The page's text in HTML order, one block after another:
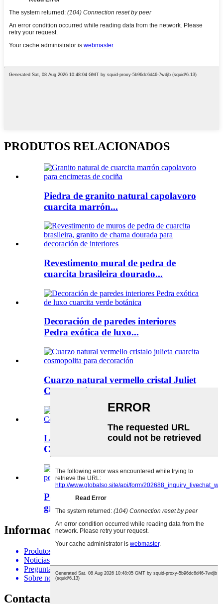
PRODUTOS RELACIONADOS
Piedra de granito natural capolavoro
cuarcita marrón...
Revestimento mural de pedra de
cuarcita brasileira dourado...
Decoración de paredes interiores
Pedra exótica de luxo...
Cuarzo natural vermello cristal Juliet
Cosmopolita...
Laxa de granito de mármore negro
Copacabana a bo prezo...
Pedra de luxo dos Alpes suízos,
granito branco alpinus f...
Información
Produtos
Noticias
Preguntas frecuentes
Sobre nós
Contacta connosco